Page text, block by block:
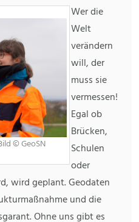
© GeoSN
Wer die
Welt
verändern
will, der
muss sie
vermessen!
Egal ob
Brücken,
Schulen
oder
wird geplant. Geodaten
und die
Ohne uns gibt es